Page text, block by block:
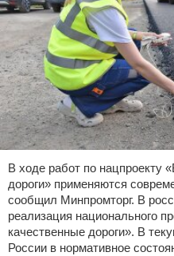
В ходе работ по нацпроекту
дороги» применяются
сообщил Минпромторг. В
реализация национального
качественные дороги». В
России в нормативное